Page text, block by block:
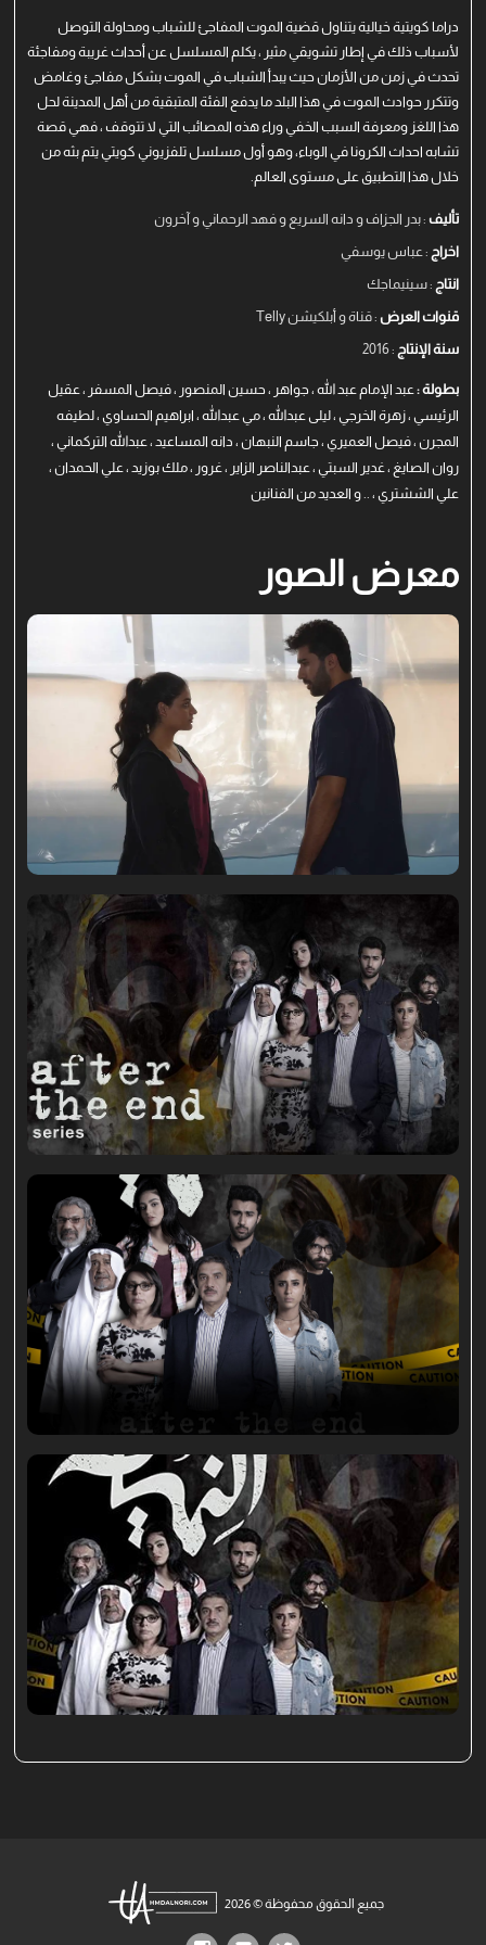
دراما كويتية خيالية يتناول قضية الموت المفاجئ للشباب ومحاولة التوصل
لأسباب ذلك في إطار تشويقي مثير ، يكلم المسلسل عن أحداث غريبة ومفاجئة
تحدث في زمن من الأزمان حيث يبدأ الشباب في الموت بشكل مفاجئ وغامض
وتتكرر حوادث الموت في هذا البلد ما يدفع الفئة المتبقية من أهل المدينة لحل
هذا اللغز ومعرفة السبب الخفي وراء هذه المصائب التي لا تتوقف ، فهي قصة
تشابه احداث الكرونا في الوباء، وهو أول مسلسل تلفزيوني كويتي يتم بثه من
خلال هذا التطبيق على مستوى العالم.
تأليف : بدر الجزاف و دانه السريع و فهد الرحماني و آخرون
اخراج : عباس يوسفي
انتاج : سينيماجك
قنوات العرض : قناة و أبلكيشن Telly
سنة الإنتاج : 2016
بطولة :عبد الإمام عبد الله ، جواهر ، حسين المنصور ، فيصل المسفر ، عقيل
الرئيسي ، زهرة الخرجي ، ليلى عبدالله ، مي عبدالله ، ابراهيم الحساوي ، لطيفه
المجرن ، فيصل العميري ، جاسم النبهان ، دانه المساعيد ، عبدالله التركماني ،
روان الصايغ ، غدير السبتي ، عبدالناصر الزاير ، غرور ، ملك بوزيد ، علي الحمدان ،
علي الششتري ، .. و العديد من الفنانين
معرض الصور
جميع الحقوق محفوظة © 2026